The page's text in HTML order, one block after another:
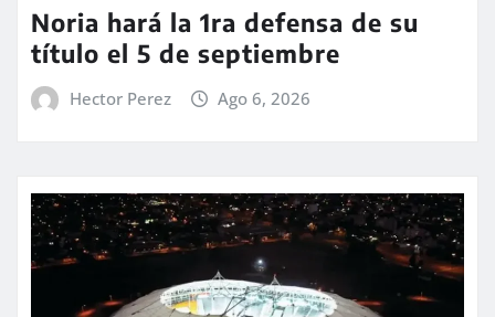
Noria hará la 1ra defensa de su
título el 5 de septiembre
Hector Perez Ago 6, 2026